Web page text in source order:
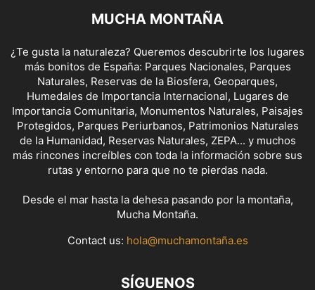
MUCHA MONTAÑA
¿Te gusta la naturaleza? Queremos descubrirte los lugares
más bonitos de España: Parques Nacionales, Parques
Naturales, Reservas de la Biosfera, Geoparques,
Humedales de Importancia Internacional, Lugares de
Importancia Comunitaria, Monumentos Naturales, Paisajes
Protegidos, Parques Periurbanos, Patrimonios Naturales
de la Humanidad, Reservas Naturales, ZEPA... y muchos
más rincones increíbles con toda la información sobre sus
rutas y entorno para que no te pierdas nada.
Desde el mar hasta la dehesa pasando por la montaña,
Mucha Montaña.
Contact us: hola@muchamontaña.es
SÍGUENOS